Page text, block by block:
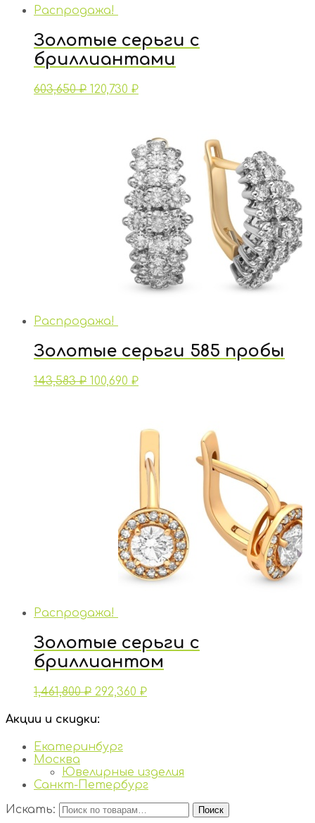
Распродажа!
Золотые серьги с
бриллиантами
603,650₽ 120,730 ₽
Распродажа!
Золотые серьги 585 пробы
143,583₽ 100,690 ₽
Распродажа!
Золотые серьги с
бриллиантом
1,461,800₽ 292,360 ₽
Акции и скидки:
Екатеринбург
Москва
Ювелирные изделия
Санкт-Петербург
Искать:
Поиск